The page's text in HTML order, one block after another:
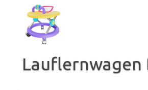
Inhalt
springen
Lauflernwagen